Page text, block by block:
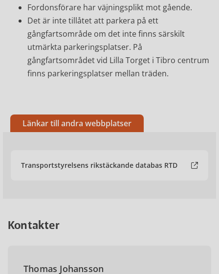
Fordonsförare har väjningsplikt mot gående.
Det är inte tillåtet att parkera på ett
gångfartsområde om det inte finns särskilt
utmärkta parkeringsplatser. På
gångfartsområdet vid Lilla Torget i Tibro centrum
finns parkeringsplatser mellan träden.
Länkar till andra webbplatser
Transportstyrelsens rikstäckande databas RTD
Kontakter
Thomas Johansson